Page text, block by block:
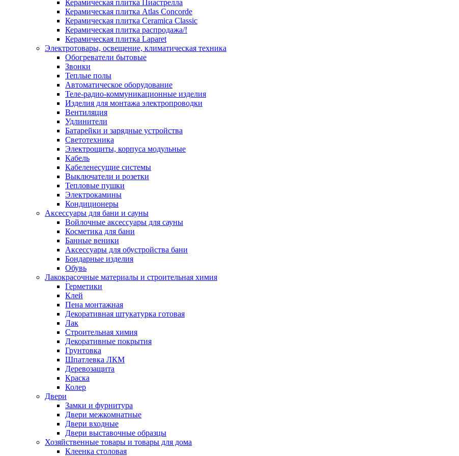
Керамическая плитка Пиастрелла
Керамическая плитка Atlas Concorde
Керамическая плитка Ceramica Classic
Керамическая плитка распродажа/!
Керамическая плитка Laparet
Электротовары, освещение, климатическая техника
Обогреватели бытовые
Звонки
Теплые полы
Автоматическое оборудование
Теле-радио-коммуникационные изделия
Изделия для монтажа электропроводки
Вентиляция
Удлинители
Батарейки и зарядные устройства
Светотехника
Электрощиты, корпуса модульные
Кабель
Кабеленесущие системы
Выключатели и розетки
Тепловые пушки
Электрокамины
Кондиционеры
Аксессуары для бани и сауны
Войлочные аксессуары для сауны
Косметика для бани
Банные веники
Аксессуары для обустройства бани
Бондарные изделия
Обувь
Лакокрасочные материалы и строительная химия
Герметики
Клей
Пена монтажная
Декоративная штукатурка готовая
Лак
Строительная химия
Декоративные покрытия
Грунтовка
Шпатлевка ЛКМ
Деревозащита
Краска
Колер
Двери
Замки и фурнитура
Двери межкомнатные
Двери входные
Двери выставочные образцы
Хозяйственные товары и товары для дома
Клеенка столовая